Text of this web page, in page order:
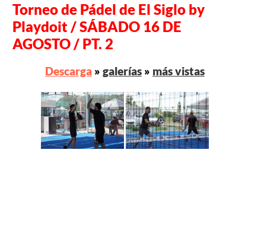
Torneo de Pádel de El Siglo by
Playdoit / SÁBADO 16 DE
AGOSTO / PT. 2
Descarga» galerías» más vistas